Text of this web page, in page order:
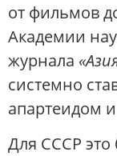
от фильмов
Академии
журнала
системно
апартеидом
Для СССР это